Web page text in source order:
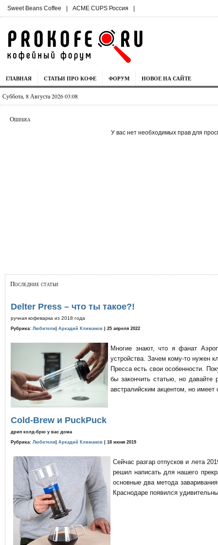
Sweet Beans Coffee | ACME CUPS Россия |
ГЛАВНАЯ СТАТЬИ ПРО КОФЕ ФОРУМ НОВОЕ НА САЙТЕ
Суббота, 8 Августа 2026 03:08
Ошибка
У вас нет необходимых прав для
Последние статьи
Delter Press – что ты такое?!
ручная кофеварка из 2018 года
Рубрика: Любители Аркадий Климанов | 25 апреля 2022
Многие знают, что я фанат
устройства. Зачем кому-то нужен
Пресса есть свои особенности.
бы закончить статью, но давайте
австралийским акцентом, но имеет
Cold-Brew и PuckPuck
дрип колд-брю у вас дома
Рубрика: Любители Аркадий Климанов | 18 июня 2019
Сейчас разгар отпусков и лета
решил написать для нашего
основные два метода
Краснодаре появился